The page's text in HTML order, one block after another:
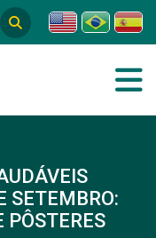
SETEMBRO:
PÔSTERES